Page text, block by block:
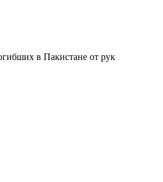
в Пакистане от рук